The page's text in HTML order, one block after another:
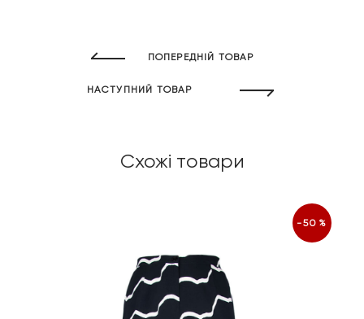
ПОПЕРЕДНІЙ ТОВАР
НАСТУПНИЙ ТОВАР
Схожі товари
-50%